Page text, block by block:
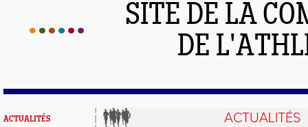
SITE DE LA
DE
ACTUALITÉS ACTUALITÉS